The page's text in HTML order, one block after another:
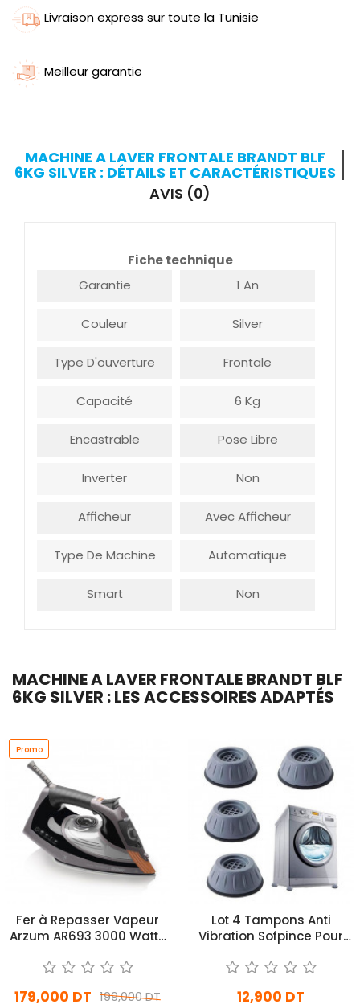
Livraison express sur toute la Tunisie
Meilleur garantie
MACHINE A LAVER FRONTALE BRANDT BLF
6KG SILVER : DÉTAILS ET CARACTÉRISTIQUES
AVIS (0)
Fiche technique
Garantie
1 An
Couleur Silver
Type D'ouverture Frontale
Capacité 6 Kg
Encastrable Pose Libre
Inverter Non
Afficheur Avec Afficheur
Type De Machine Automatique
Smart Non
MACHINE A LAVER FRONTALE BRANDT BLF
6KG SILVER : LES ACCESSOIRES ADAPTÉS
Promo
Fer à Repasser Vapeur
Arzum AR693 3000 Watts
199,000 DT
179,000 DT
Lot 4 Tampons Anti
Vibration Sofpince Pour
12,900 DT